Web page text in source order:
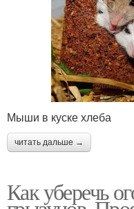
Мыши в куске хлеба
читать дальше →
Как уберечь